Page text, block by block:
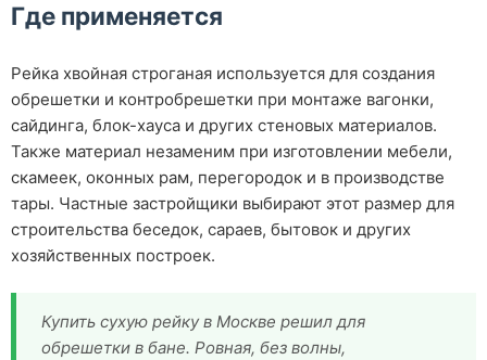
Где применяется
Рейка хвойная строганая используется для создания
обрешетки и контробрешетки при монтаже вагонки,
сайдинга, блок-хауса и других стеновых материалов.
Также материал незаменим при изготовлении мебели,
скамеек, оконных рам, перегородок и в производстве
тары. Частные застройщики выбирают этот размер для
строительства беседок, сараев, бытовок и других
хозяйственных построек.
Купить сухую рейку в Москве решил для
обрешетки в бане. Ровная, без волны,